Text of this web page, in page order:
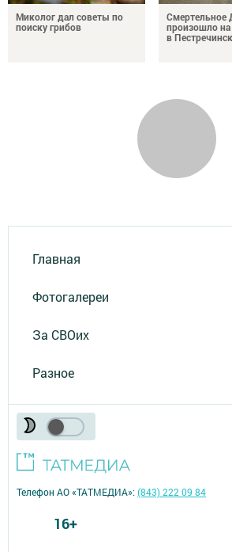
Миколог дал советы по
поиску грибов
Смертельное
произошло
в
Главная
Фотогалереи
За СВОих
Разное
Телефон АО «ТАТМЕДИА»:(843) 222 09 84
16+